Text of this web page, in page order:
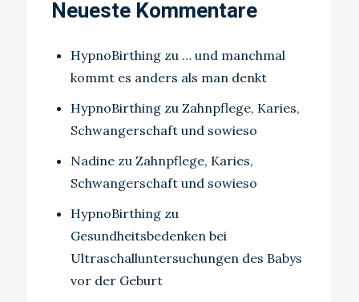
Neueste Kommentare
HypnoBirthingzu … und manchmal
kommt es anders als man denkt
HypnoBirthingzu Zahnpflege, Karies,
Schwangerschaft und sowieso
Nadinezu Zahnpflege, Karies,
Schwangerschaft und sowieso
HypnoBirthingzu
Gesundheitsbedenken bei
Ultraschalluntersuchungen des Babys
vor der Geburt